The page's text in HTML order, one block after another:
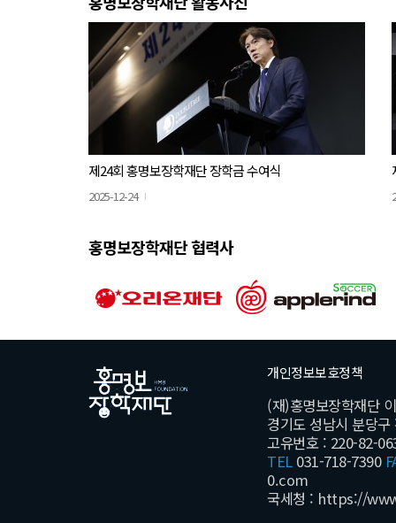
제24회 홍명보장학재단 장학금 수여식
2025-12-24
홍명보장학재단 협력사
개인정보보호정책
(재)홍명보장학재단
경기도 성남시 분당
고유번호 : 220-82-
TEL031-718-7390
0.com
국세청 : https://